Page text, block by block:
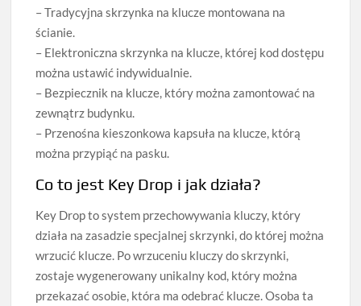
– Tradycyjna skrzynka na klucze montowana na
ścianie.
– Elektroniczna skrzynka na klucze, której kod dostępu
można ustawić indywidualnie.
– Bezpiecznik na klucze, który można zamontować na
zewnątrz budynku.
– Przenośna kieszonkowa kapsuła na klucze, którą
można przypiąć na pasku.
Co to jest Key Drop i jak działa?
Key Drop to system przechowywania kluczy, który
działa na zasadzie specjalnej skrzynki, do której można
wrzucić klucze. Po wrzuceniu kluczy do skrzynki,
zostaje wygenerowany unikalny kod, który można
przekazać osobie, która ma odebrać klucze. Osoba ta